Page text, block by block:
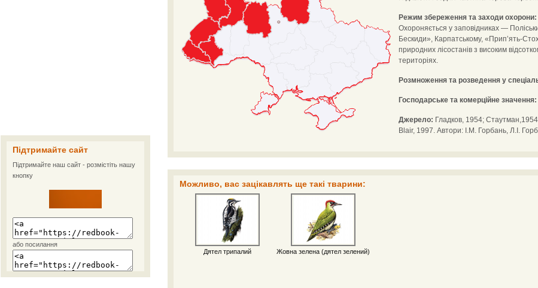
Підтримайте сайт
Підтримайте наш сайт - розмістіть нашу
кнопку
або посилання
Режим збереження та заходи охорони:
Охороняється у заповідниках —
Бескиди», Карпатському, «Прип’ять-
природних лісостанів з високим
територіях.
Розмноження та розведення у
Господарське та комерційне значення:
Джерело: Гладков, 1954;
Blair, 1997. Автори: І.М. Горбань, Л.І.
Можливо, вас зацікавлять ще такі тварини:
Дятел трипалий Жовна зелена (дятел зелений)